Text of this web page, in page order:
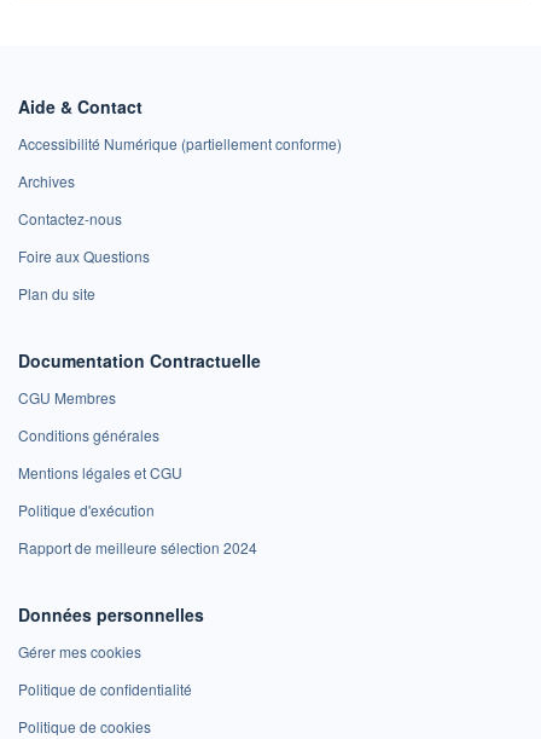
Aide & Contact
Accessibilité Numérique (partiellement conforme)
Archives
Contactez-nous
Foire aux Questions
Plan du site
Documentation Contractuelle
CGU Membres
Conditions générales
Mentions légales et CGU
Politique d'exécution
Rapport de meilleure sélection 2024
Données personnelles
Gérer mes cookies
Politique de confidentialité
Politique de cookies